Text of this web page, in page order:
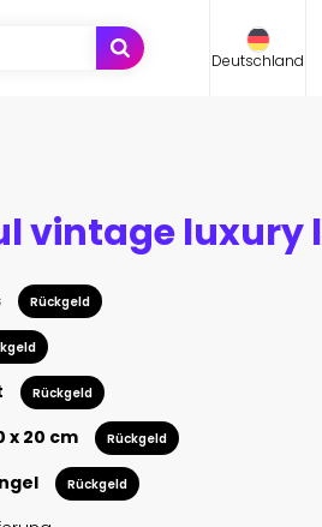
Deutschland
Rückgeld
Rückgeld
x 20 cm Rückgeld
Rückgeld